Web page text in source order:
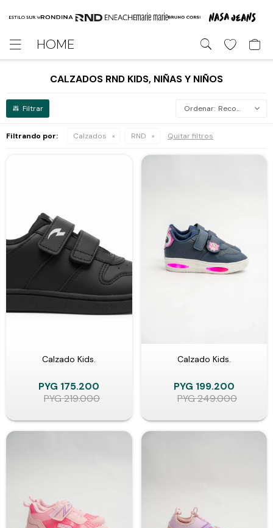
HOME

CALZADOS RND KIDS, NIÑAS Y NIÑOS
Recomendados
Filtrando por: Calzados RND Quitar filtros
Calzado Kids.
PYG 175.200
PYG219.000
Calzado Kids.
PYG 199.200
PYG249.000